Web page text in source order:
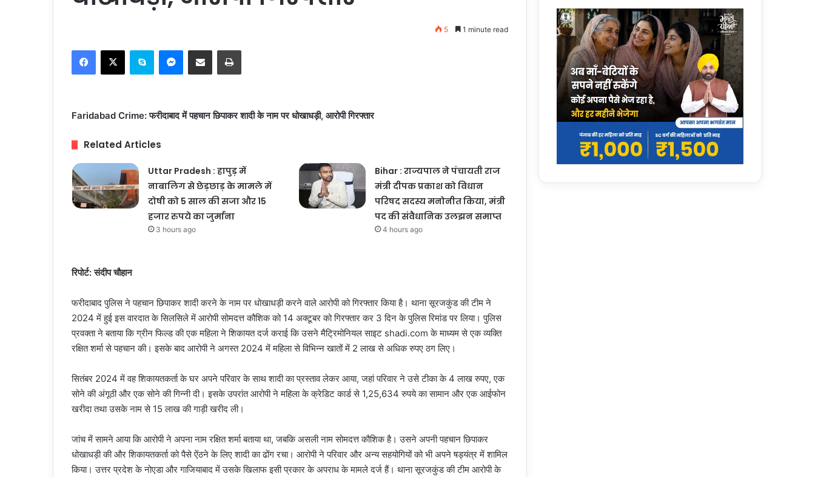
5 1 minute read
Facebook
X Skype Messenger
Share via Email Print
Faridabad Crime: फरीदाबाद में पहचान छिपाकर शादी के नाम पर धोखाधड़ी, आरोपी गिरफ्तार
Related Articles
Uttar Pradesh : हापुड़ में
नाबालिग से छेड़छाड़ के मामले में
दोषी को 5 साल की सजा और 15
हजार रुपये का जुर्माना
3 hours ago
Bihar : राज्यपाल ने पंचायती राज
मंत्री दीपक प्रकाश को विधान
परिषद सदस्य मनोनीत किया, मंत्री
पद की संवैधानिक उलझन समाप्त
4 hours ago
रिपोर्ट: संदीप चौहान
फरीदाबाद पुलिस ने पहचान छिपाकर शादी करने के नाम पर धोखाधड़ी करने वाले आरोपी को गिरफ्तार किया है। थाना सूरजकुंड की टीम ने
2024 में हुई इस वारदात के सिलसिले में आरोपी सोमदत्त कौशिक को 14 अक्टूबर को गिरफ्तार कर 3 दिन के पुलिस रिमांड पर लिया। पुलिस
प्रवक्ता ने बताया कि ग्रीन फिल्ड की एक महिला ने शिकायत दर्ज कराई कि उसने मैट्रिमोनियल साइट shadi.com के माध्यम से एक व्यक्ति
रक्षित शर्मा से पहचान की। इसके बाद आरोपी ने अगस्त 2024 में महिला से विभिन्न खातों में 2 लाख से अधिक रुपए ठग लिए।
सितंबर 2024 में वह शिकायतकर्ता के घर अपने परिवार के साथ शादी का प्रस्ताव लेकर आया, जहां परिवार ने उसे टीका के 4 लाख रुपए, एक
सोने की अंगूठी और एक सोने की गिन्नी दी। इसके उपरांत आरोपी ने महिला के क्रेडिट कार्ड से 1,25,634 रुपये का सामान और एक आईफोन
खरीदा तथा उसके नाम से 15 लाख की गाड़ी खरीद ली।
जांच में सामने आया कि आरोपी ने अपना नाम रक्षित शर्मा बताया था, जबकि असली नाम सोमदत्त कौशिक है। उसने अपनी पहचान छिपाकर
धोखाधड़ी की और शिकायतकर्ता को पैसे ऐंठने के लिए शादी का ढोंग रचा। आरोपी ने परिवार और अन्य सहयोगियों को भी अपने षड्यंत्र में शामिल
किया। उत्तर प्रदेश के नोएडा और गाजियाबाद में उसके खिलाफ इसी प्रकार के अपराध के मामले दर्ज हैं। थाना सूरजकुंड की टीम आरोपी के